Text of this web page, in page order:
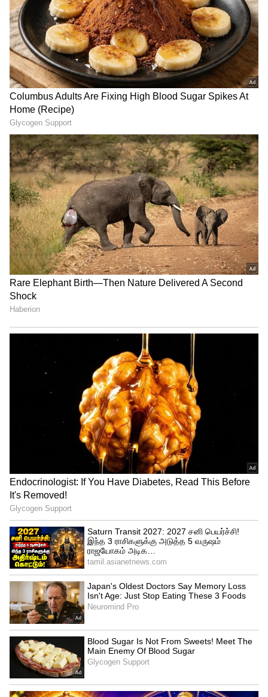
ஏற்கனவே அந்த அணியின் முக்கியமான
ஃபாஸ்ட் பவுலர் துஷ்மந்தா சமீரா காயம்
காரணமாக டி20 உலக கோப்பையிலிருந்து
விலகிய நிலையில், ஆஸ்திரேலியாவிற்கு
எதிரான போட்டியில் 5 பந்துகள் வீசிய
மாற்று வீரராக நியூசிலாந்துக்கு எதிரான
போட்டியில் கசுன் ரஜிதா ஆடுவார்.
அதைத்தவிர இலங்கை அணியில் வேறு
மாற்றத்திற்கு வாய்ப்பில்லை.
உத்தேச இலங்கை அணி:
பதும் நிசாங்கா, குசால் மெண்டிஸ் (விக்கெட்
கீப்பர்), தனஞ்செயா டி சில்வா, சாரித்
அசலங்கா, பானுகா ராஜபக்சா, தசுன்
ஷனாகா (கேப்டன்), வனிந்து ஹசரங்கா,
சாமிகா கருணரத்னே, மஹீஷ் தீக்‌ஷனா,
லஹிரு குமாரா, கசுன் ரஜிதா.
தூத்துக்குடி பனிமய மாதா
கோயில் திருவிழா நிறைவு:
திரளான பக்தர்கள் தரிசனம்!
நம்பர் 1 டிரெண்டிங்கில் 'தக்காளி
வெற்றி கழகம்' பஸ்! யார் பாத்த
வேலைடா இது?